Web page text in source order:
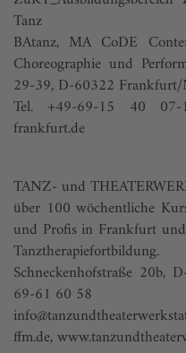
Tanz
BAtanz, MA CoDE
Choreographie und
29-39, D-60322
Tel. +49-69-15 40
frankfurt.de
TANZ- und
über 100 wöchentliche
und Profis in Frankfurt
Tanztherapiefortbildung.
Schneckenhofstraße 20b,
69-61 60 58
ffm.de,